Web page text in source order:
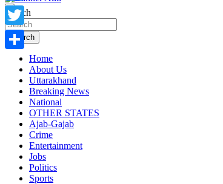
Search
Search
Home
About Us
Uttarakhand
Breaking News
National
OTHER STATES
Ajab-Gajab
Crime
Entertainment
Jobs
Politics
Sports
Facebook
Twitter
Share